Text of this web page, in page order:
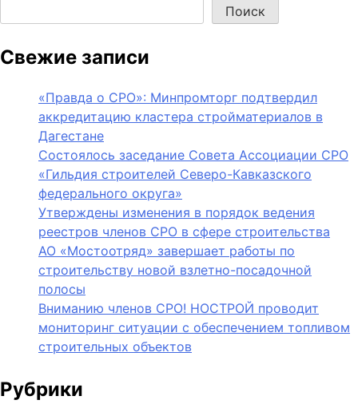
Поиск
Свежие записи
«Правда о СРО»: Минпромторг подтвердил
аккредитацию кластера стройматериалов в
Дагестане
Состоялось заседание Совета Ассоциации СРО
«Гильдия строителей Северо-Кавказского
федерального округа»
Утверждены изменения в порядок ведения
реестров членов СРО в сфере строительства
АО «Мостоотряд» завершает работы по
строительству новой взлетно-посадочной
полосы
Вниманию членов СРО! НОСТРОЙ проводит
мониторинг ситуации с обеспечением топливом
строительных объектов
Рубрики